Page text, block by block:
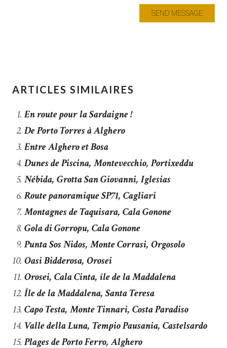
ARTICLES SIMILAIRES
En route pour la Sardaigne !
De Porto Torres à Alghero
Entre Alghero et Bosa
Dunes de Piscina, Montevecchio, Portixeddu
Nébida, Grotta San Giovanni, Iglesias
Route panoramique SP71, Cagliari
Montagnes de Taquisara, Cala Gonone
Gola di Gorropu, Cala Gonone
Punta Sos Nidos, Monte Corrasi, Orgosolo
Oasi Bidderosa, Orosei
Orosei, Cala Cinta, île de la Maddalena
Île de la Maddalena, Santa Teresa
Capo Testa, Monte Tinnari, Costa Paradiso
Valle della Luna, Tempio Pausania, Castelsardo
Plages de Porto Ferro, Alghero